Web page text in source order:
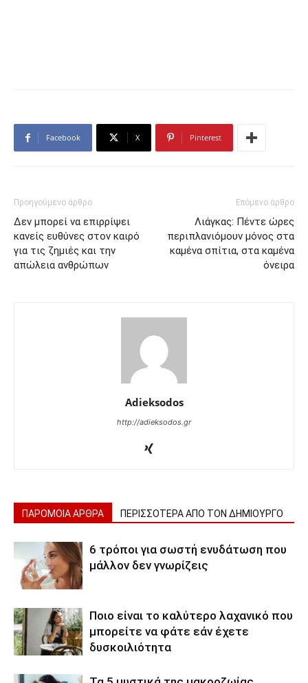
Facebook X Pinterest
Προηγούμενο άρθρο
Δεν μπορεί να επιρρίψει
κανείς ευθύνες στον καιρό
για τις ζημιές και την
απώλεια ανθρώπων
Επόμενο άρθρο
Λιάγκας: Πέντε ώρες
περιπλανιόμουν μόνος στα
καμένα σπίτια, στα καμένα
όνειρα
Adieksodos
http://adieksodos.gr
ΠΑΡΟΜΟΙΑ ΑΡΘΡΑ ΠΕΡΙΣΣΟΤΕΡΑ ΑΠΟ ΤΟΝ ΔΗΜΙΟΥΡΓΟ
6 τρόποι για σωστή ενυδάτωση που
μάλλον δεν γνωρίζεις
Ποιο είναι το καλύτερο λαχανικό που
μπορείτε να φάτε εάν έχετε
δυσκοιλιότητα